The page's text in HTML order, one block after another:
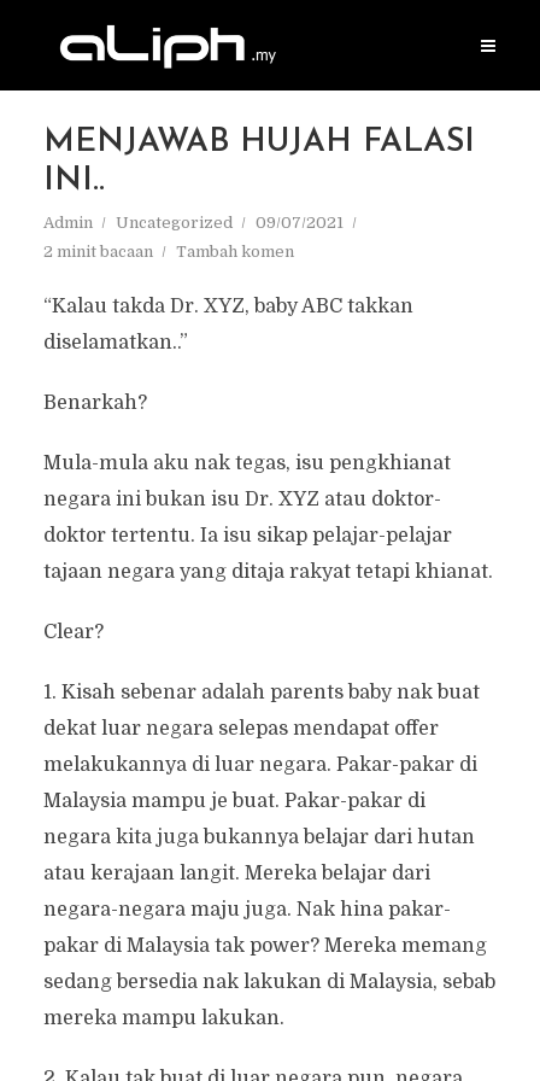
MENJAWAB HUJAH FALASI
INI..
Admin Uncategorized
09/07/2021
2 minit bacaan
Tambah komen
“Kalau takda Dr. XYZ, baby ABC takkan
diselamatkan..”
Benarkah?
Mula-mula aku nak tegas, isu pengkhianat
negara ini bukan isu Dr. XYZ atau doktor-
doktor tertentu. Ia isu sikap pelajar-pelajar
tajaan negara yang ditaja rakyat tetapi khianat.
Clear?
1. Kisah sebenar adalah parents baby nak buat
dekat luar negara selepas mendapat offer
melakukannya di luar negara. Pakar-pakar di
Malaysia mampu je buat. Pakar-pakar di
negara kita juga bukannya belajar dari hutan
atau kerajaan langit. Mereka belajar dari
negara-negara maju juga. Nak hina pakar-
pakar di Malaysia tak power? Mereka memang
sedang bersedia nak lakukan di Malaysia, sebab
mereka mampu lakukan.